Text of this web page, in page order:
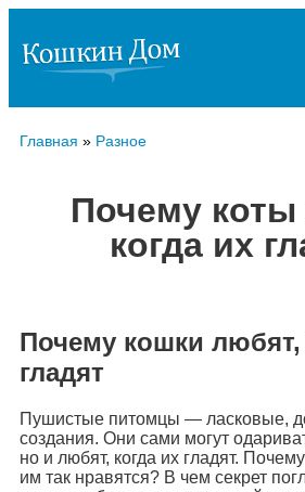
Главная » Разное
Почему
когда их
Почему кошки любят,
гладят
Пушистые питомцы — ласковые,
создания. Они сами могут
но и любят, когда их гладят.
им так нравятся? В чем секрет